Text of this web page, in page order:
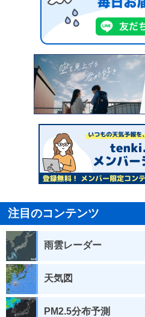
注目のコンテンツ
雨雲レーダー
天気図
PM2.5分布予測